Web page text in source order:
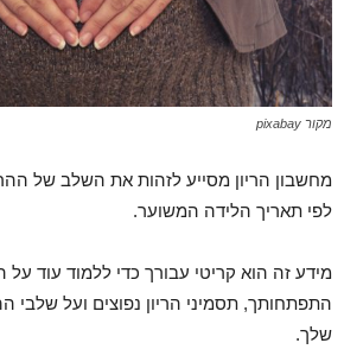
מקור pixabay
מחשבון הריון מסייע לזהות את השלב של
לפי תאריך הלידה המשוער.
מידע זה הוא קריטי עבורך כדי ללמוד עוד על
התפתחותך, תסמיני הריון נפוצים ועל
שלך.